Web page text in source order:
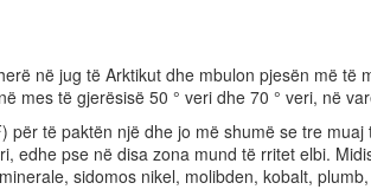
në jug të Arktikut dhe mbulon pjesën më
mes të gjerësisë 50 ° veri dhe 70 ° veri, në
për të paktën një dhe jo më shumë se tre
edhe pse në disa zona mund të rritet elbi.
sidomos nikel, molibden, kobalt,